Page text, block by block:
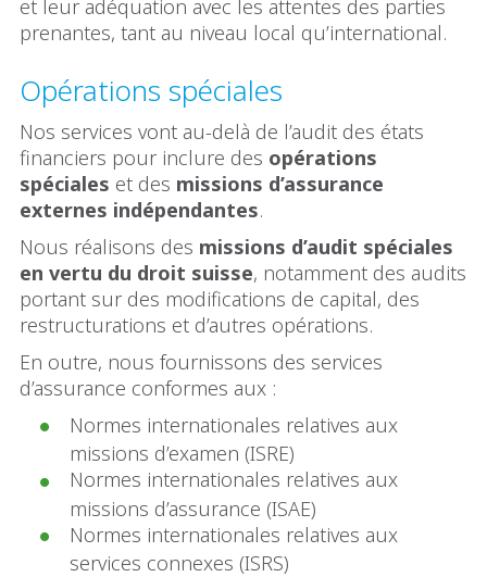
et leur adéquation avec les attentes des parties
prenantes, tant au niveau local qu’international.
Opérations spéciales
Nos services vont au-delà de l’audit des états
financiers pour inclure des opérations
spéciales et des missions d’assurance
externes indépendantes.
Nous réalisons des missions d’audit spéciales
en vertu du droit suisse, notamment des audits
portant sur des modifications de capital, des
restructurations et d’autres opérations.
En outre, nous fournissons des services
d’assurance conformes aux :
Normes internationales relatives aux
missions d’examen (ISRE)
Normes internationales relatives aux
missions d’assurance (ISAE)
Normes internationales relatives aux
services connexes (ISRS)